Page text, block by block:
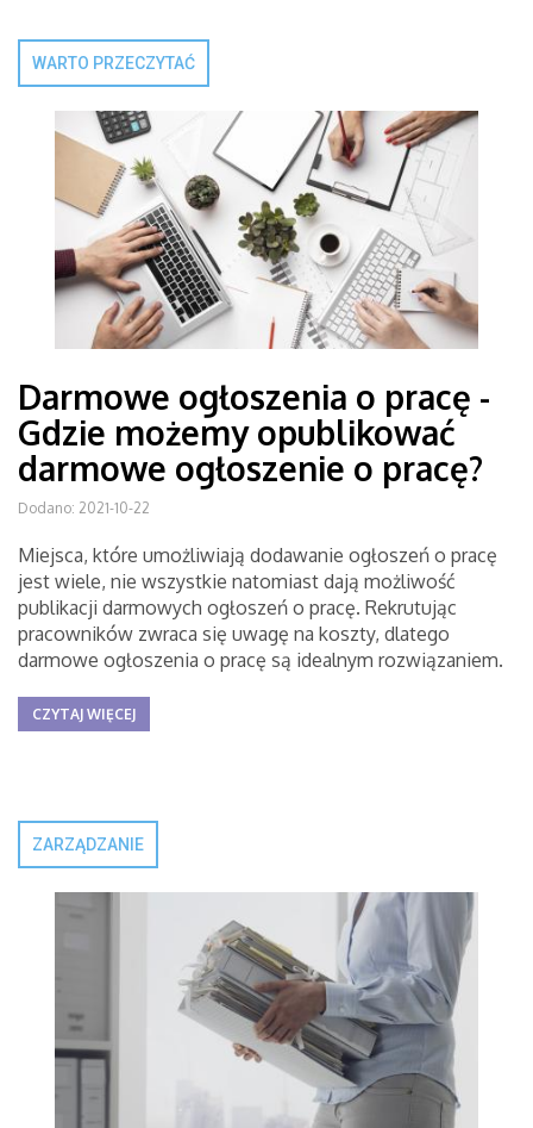
WARTO PRZECZYTAĆ
Darmowe ogłoszenia o pracę -
Gdzie możemy opublikować
darmowe ogłoszenie o pracę?
Dodano: 2021-10-22
Miejsca, które umożliwiają dodawanie ogłoszeń o pracę
jest wiele, nie wszystkie natomiast dają możliwość
publikacji darmowych ogłoszeń o pracę. Rekrutując
pracowników zwraca się uwagę na koszty, dlatego
darmowe ogłoszenia o pracę są idealnym rozwiązaniem.
CZYTAJ WIĘCEJ
ZARZĄDZANIE